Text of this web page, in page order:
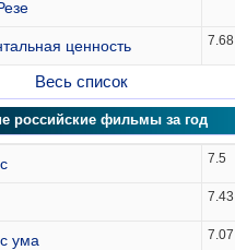
ценность 7.68
Весь список
российские фильмы за год
7.5
7.43
ума 7.07